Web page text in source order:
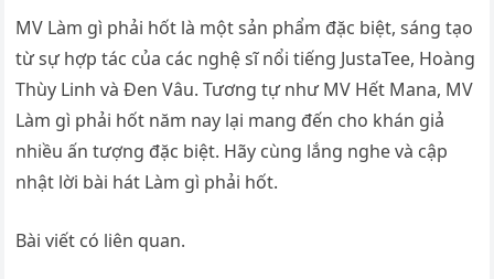
MV Làm gì phải hốt là một sản phẩm đặc biệt, sáng tạo
từ sự hợp tác của các nghệ sĩ nổi tiếng JustaTee, Hoàng
Thùy Linh và Đen Vâu. Tương tự như MV Hết Mana, MV
Làm gì phải hốt năm nay lại mang đến cho khán giả
nhiều ấn tượng đặc biệt. Hãy cùng lắng nghe và cập
nhật lời bài hát Làm gì phải hốt.
Bài viết có liên quan.